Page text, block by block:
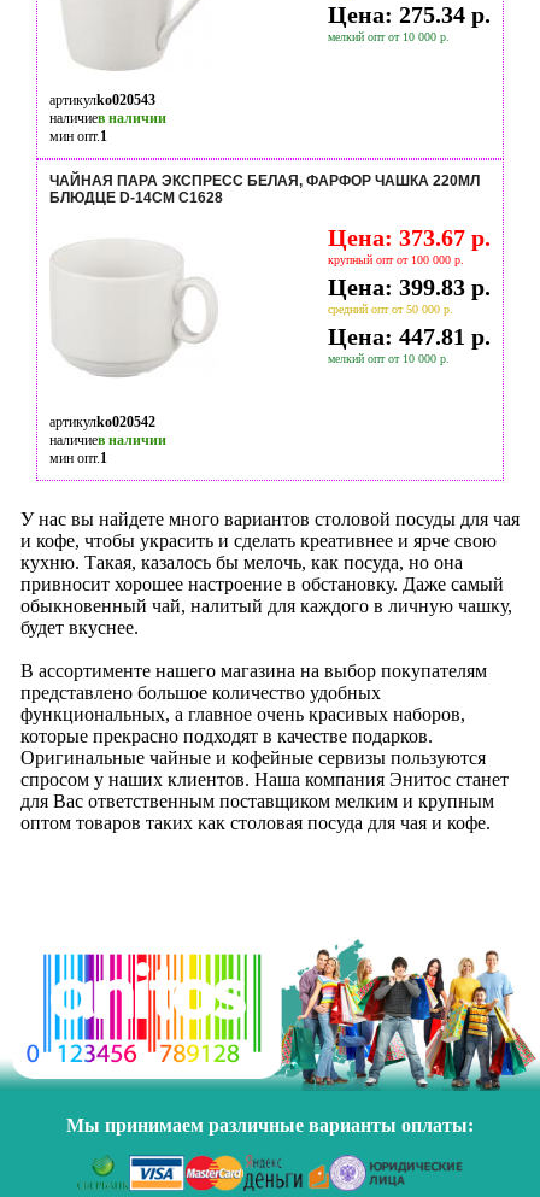
Цена: 275.34 р.
мелкий опт от 10 000 р.
артикулko020543
наличиев наличии
мин опт.1
ЧАЙНАЯ ПАРА ЭКСПРЕСС БЕЛАЯ, ФАРФОР ЧАШКА 220МЛ
БЛЮДЦЕ D-14СМ C1628
Цена: 373.67 р.
крупный опт от 100 000 р.
Цена: 399.83 р.
средний опт от 50 000 р.
Цена: 447.81 р.
мелкий опт от 10 000 р.
артикулko020542
наличиев наличии
мин опт.1
У нас вы найдете много вариантов столовой посуды для чая
и кофе, чтобы украсить и сделать креативнее и ярче свою
кухню. Такая, казалось бы мелочь, как посуда, но она
привносит хорошее настроение в обстановку. Даже самый
обыкновенный чай, налитый для каждого в личную чашку,
будет вкуснее.
В ассортименте нашего магазина на выбор покупателям
представлено большое количество удобных
функциональных, а главное очень красивых наборов,
которые прекрасно подходят в качестве подарков.
Оригинальные чайные и кофейные сервизы пользуются
спросом у наших клиентов. Наша компания Энитос станет
для Вас ответственным поставщиком мелким и крупным
оптом товаров таких как столовая посуда для чая и кофе.
Мы принимаем различные варианты оплаты: